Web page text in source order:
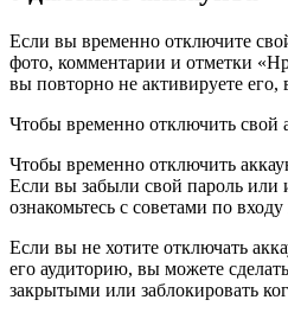
Если вы временно отключите
фото, комментарии и отметки
вы повторно не активируете
Чтобы временно отключить свой
Чтобы временно отключить
Если вы забыли свой пароль или
ознакомьтесь с советами по входу
Если вы не хотите отключать
его аудиторию, вы можете
закрытыми или заблокировать